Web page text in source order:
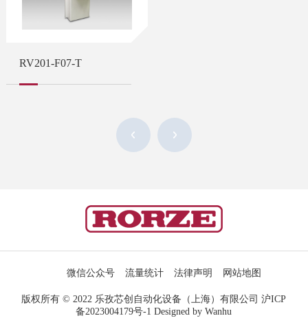
RV201-F07-T
微信公众号 流量统计 法律声明 网站地图
版权所有 © 2022 乐孜芯创自动化设备（上海）有限公司沪ICP
备2023004179号-1 Designed by Wanhu